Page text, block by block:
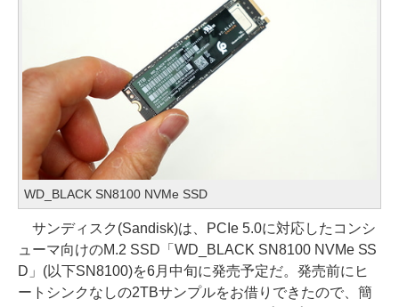
WD_BLACK SN8100 NVMe SSD
サンディスク(Sandisk)は、PCIe 5.0に対応したコンシ
ューマ向けのM.2 SSD「WD_BLACK SN8100 NVMe SS
D」(以下SN8100)を6月中旬に発売予定だ。発売前にヒ
ートシンクなしの2TBサンプルをお借りできたので、簡